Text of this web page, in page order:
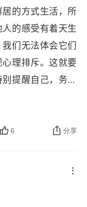
的方式生活，所
的感受有着天生
们无法体会它们
理排斥。这就要
提醒自己，务必
盲目陷于感性陷
总是试图用自己
我们在平时多注
决策时打破思维
问题。第三，我
6 分享